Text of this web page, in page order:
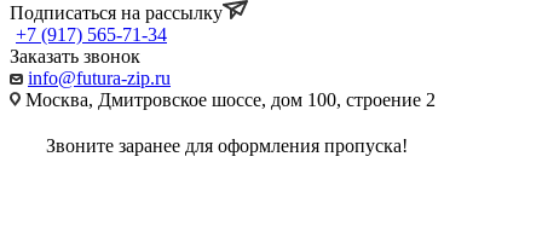
Подписаться на рассылку
+7 (917) 565-71-34
Заказать звонок
info@futura-zip.ru
Москва, Дмитровское шоссе, дом 100, строение 2
Звоните заранее для оформления пропуска!